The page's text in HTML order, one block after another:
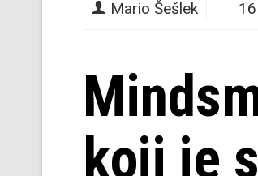
Mario Šešlek
koji je